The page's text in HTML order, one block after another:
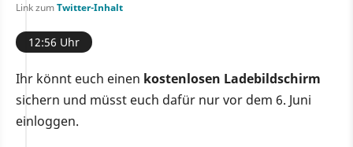
Link zumTwitter-Inhalt
12:56 Uhr
Ihr könnt euch einen kostenlosen Ladebildschirm
sichern und müsst euch dafür nur vor dem 6. Juni
einloggen.